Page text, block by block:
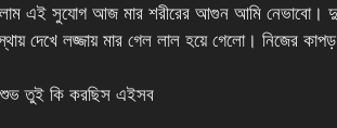
এই সুযোগ আজ মার শরীরের আগুন আমি নেভাবো।
দেখে লজ্জায় মার গেল লাল হয়ে গেলো। নিজের
তুই কি করছিস এইসব